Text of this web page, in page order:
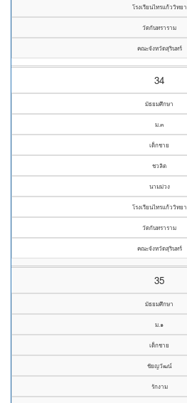
โรงเรียนไทรแก้ววิทยา
วัดกันทราราม
คณะจังหวัดสุรินทร์
34
มัธยมศึกษา
ม.๓
เด็กชาย
ชวลิต
นามม่วง
โรงเรียนไทรแก้ววิทยา
วัดกันทราราม
คณะจังหวัดสุรินทร์
35
มัธยมศึกษา
ม.๑
เด็กชาย
ชัยญวัฒน์
รักงาม